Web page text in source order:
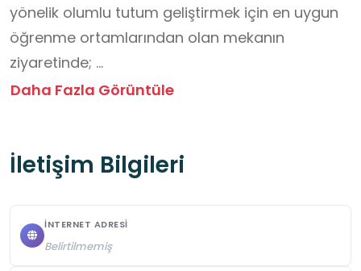
yönelik olumlu tutum geliştirmek için en uygun
öğrenme ortamlarından olan mekanın
ziyaretinde;
Görevlilerin ve öğretmeninizin
yapmadan izleyiniz.
önem veriniz.
Daha Fazla Görüntüle
İletişim Bilgileri
İNTERNET ADRESI
Belirtilmemiş